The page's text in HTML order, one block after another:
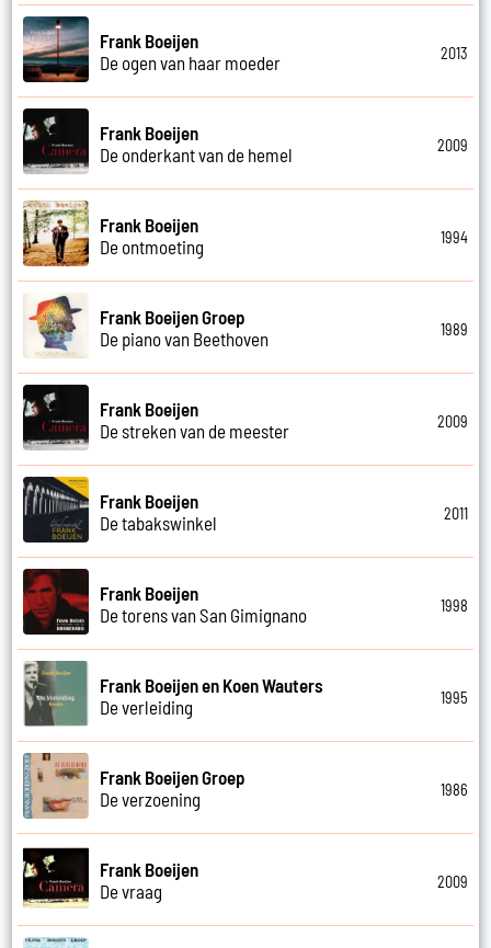
Frank Boeijen
De ogen van haar moeder
2013
Frank Boeijen
De onderkant van de hemel
2009
Frank Boeijen
De ontmoeting
1994
Frank Boeijen Groep
De piano van Beethoven
1989
Frank Boeijen
De streken van de meester
2009
Frank Boeijen
De tabakswinkel
2011
Frank Boeijen
De torens van San Gimignano
1998
Frank Boeijen en Koen Wauters
De verleiding
1995
Frank Boeijen Groep
De verzoening
1986
Frank Boeijen
De vraag
2009